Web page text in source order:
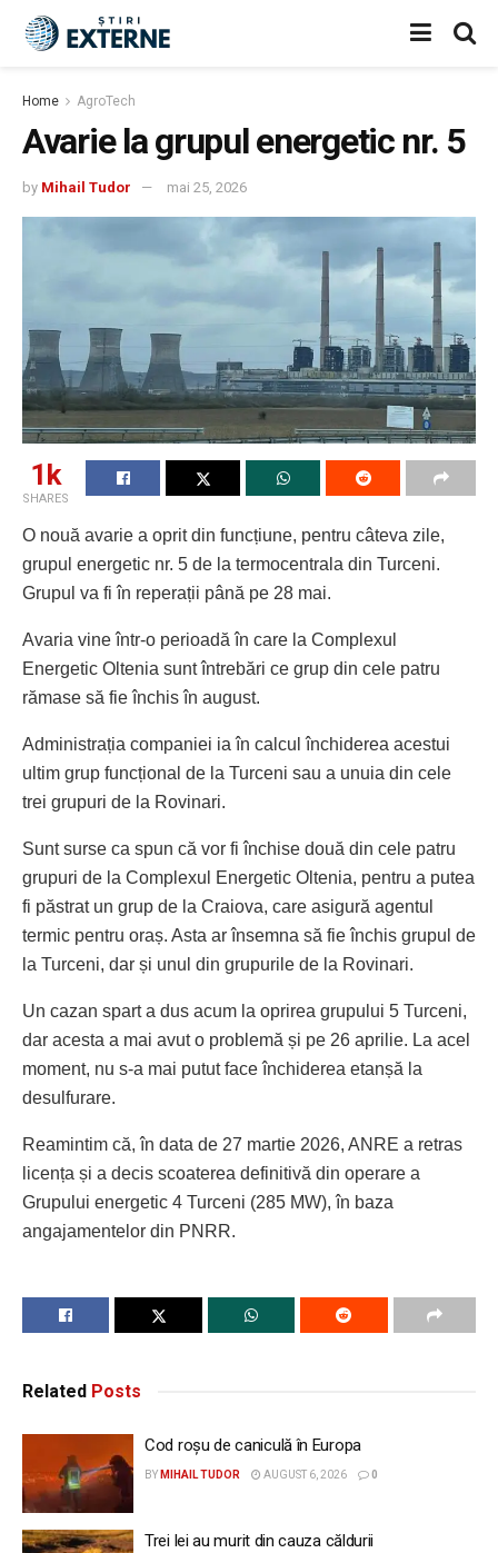
Home AgroTech
Avarie la grupul energetic nr. 5
by Mihail Tudor mai 25, 2026
1k
SHARES
O nouă avarie a oprit din funcțiune, pentru câteva zile,
grupul energetic nr. 5 de la termocentrala din Turceni.
Grupul va fi în reperații până pe 28 mai.
Avaria vine într-o perioadă în care la Complexul
Energetic Oltenia sunt întrebări ce grup din cele patru
rămase să fie închis în august.
Administrația companiei ia în calcul închiderea acestui
ultim grup funcțional de la Turceni sau a unuia din cele
trei grupuri de la Rovinari.
Sunt surse ca spun că vor fi închise două din cele patru
grupuri de la Complexul Energetic Oltenia, pentru a putea
fi păstrat un grup de la Craiova, care asigură agentul
termic pentru oraș. Asta ar însemna să fie închis grupul de
la Turceni, dar și unul din grupurile de la Rovinari.
Un cazan spart a dus acum la oprirea grupului 5 Turceni,
dar acesta a mai avut o problemă și pe 26 aprilie. La acel
moment, nu s-a mai putut face închiderea etanșă la
desulfurare.
Reamintim că, în data de 27 martie 2026, ANRE a retras
licența și a decis scoaterea definitivă din operare a
Grupului energetic 4 Turceni (285 MW), în baza
angajamentelor din PNRR.
Related Posts
Cod roșu de caniculă în Europa
BY MIHAIL TUDOR AUGUST 6, 2026 0
Trei lei au murit din cauza căldurii